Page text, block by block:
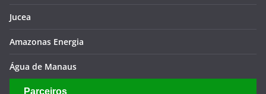
Jucea
Amazonas Energia
Água de Manaus
Parceiros